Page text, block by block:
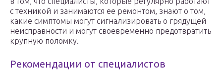
с техникой и занимаются ее ремонтом, знают о том,
какие симптомы могут сигнализировать о грядущей
неисправности и могут своевременно предотвратить
крупную поломку.
Рекомендации от специалистов